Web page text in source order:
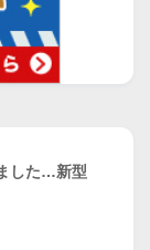
した…新型